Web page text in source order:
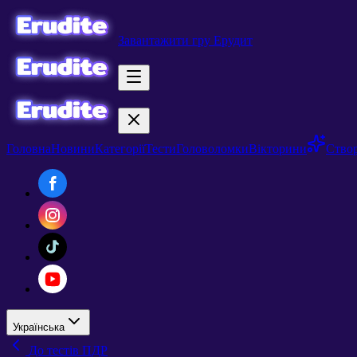
Завантажити гру Ерудит
ГоловнаНовиниКатегоріїТестиГоловоломкиВікторини
Українська
До тестів ПДР